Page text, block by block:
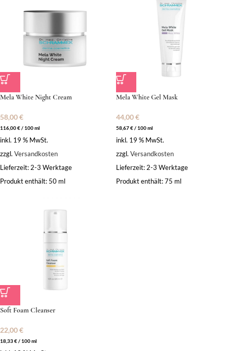
Mela White Night Cream
58,00€
116,00€/ 100ml
inkl. 19 % MwSt.
zzgl. Versandkosten
Lieferzeit: 2-3 Werktage
Produkt enthält: 50 ml
Mela White Gel Mask
44,00€
58,67€/ 100ml
inkl. 19 % MwSt.
zzgl. Versandkosten
Lieferzeit: 2-3 Werktage
Produkt enthält: 75 ml
Soft Foam Cleanser
22,00€
18,33€/ 100ml